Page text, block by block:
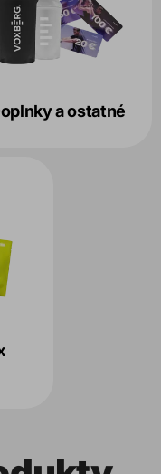
a ostatné